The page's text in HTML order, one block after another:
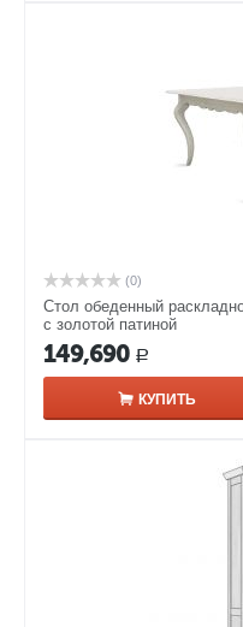
(0)
Стол обеденный
с золотой патиной
149,690 Р
КУПИТЬ